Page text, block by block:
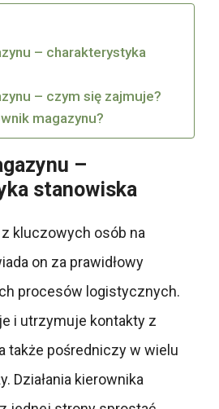
– charakterystyka
– czym się zajmuje?
magazynu?
–
stanowiska
kluczowych osób na
on za prawidłowy
procesów logistycznych.
i utrzymuje kontakty z
także pośredniczy w wielu
Działania kierownika